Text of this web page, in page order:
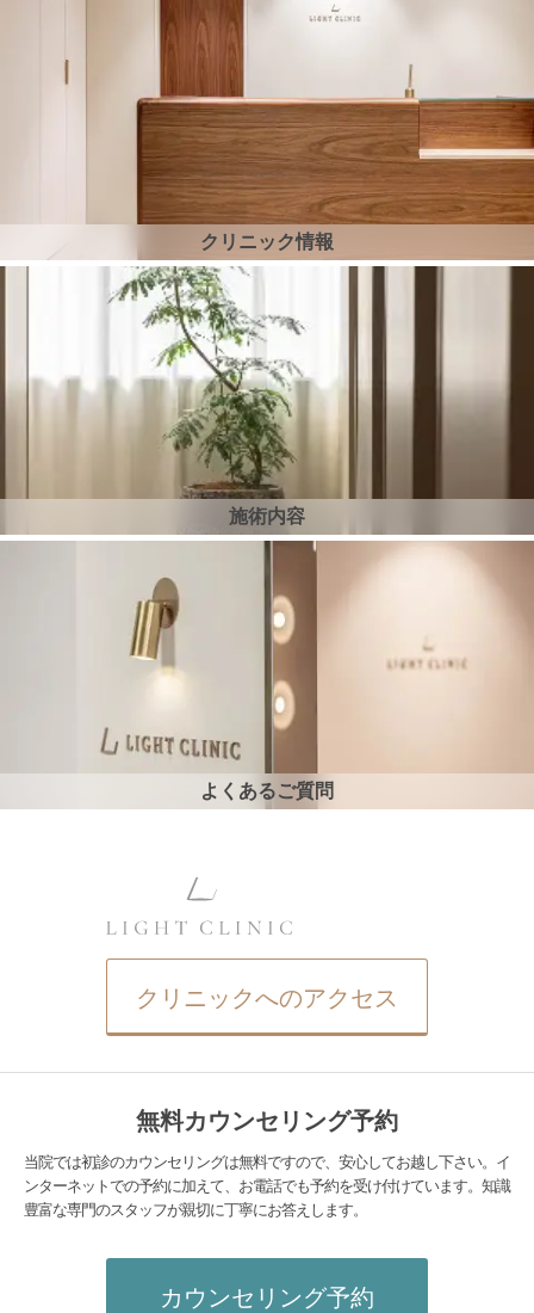
クリニック情報
施術内容
よくあるご質問
クリニックへのアクセス
無料カウンセリング予約
当院では初診のカウンセリングは無料ですので、安心してお越し下さい。イ
ンターネットでの予約に加えて、お電話でも予約を受け付けています。知識
豊富な専門のスタッフが親切に丁寧にお答えします。
カウンセリング予約